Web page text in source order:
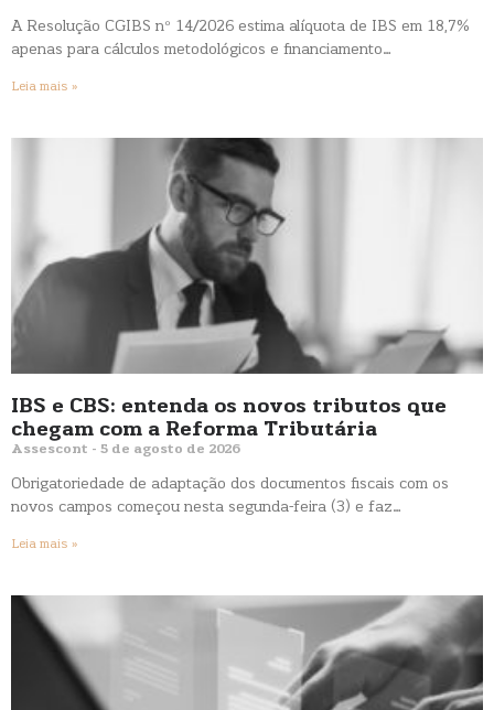
A Resolução CGIBS nº 14/2026 estima alíquota de IBS em 18,7%
apenas para cálculos metodológicos e financiamento…
Leia mais »
IBS e CBS: entenda os novos tributos que
chegam com a Reforma Tributária
Assescont 5 de agosto de 2026
Obrigatoriedade de adaptação dos documentos fiscais com os
novos campos começou nesta segunda-feira (3) e faz…
Leia mais »